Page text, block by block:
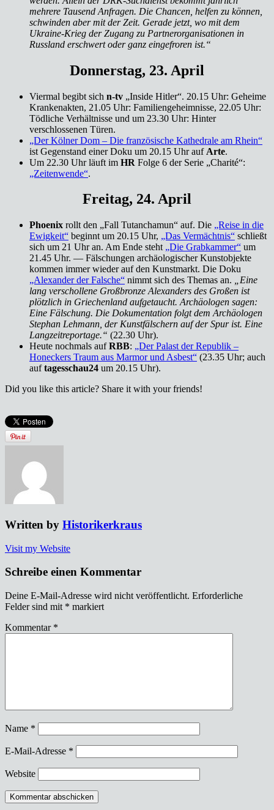
mehrere Tausend Anfragen. Die Chancen, helfen zu können,
schwinden aber mit der Zeit. Gerade jetzt, wo mit dem
Ukraine-Krieg der Zugang zu Partnerorganisationen in
Russland erschwert oder ganz eingefroren ist.“
Donnerstag, 23. April
Viermal begibt sich n-tv „Inside Hitler“. 20.15 Uhr: Geheime
Krankenakten, 21.05 Uhr: Familiengeheimnisse, 22.05 Uhr:
Tödliche Verhältnisse und um 23.30 Uhr: Hinter
verschlossenen Türen.
„Der Kölner Dom – Die französische Kathedrale am Rhein“
ist Gegenstand einer Doku um 20.15 Uhr auf Arte.
Um 22.30 Uhr läuft im HR Folge 6 der Serie „Charité“:
„Zeitenwende“.
Freitag, 24. April
Phoenix rollt den „Fall Tutanchamun“ auf. Die „Reise in die
Ewigkeit“ beginnt um 20.15 Uhr, „Das Vermächtnis“ schließt
sich um 21 Uhr an. Am Ende steht „Die Grabkammer“ um
21.45 Uhr. — Fälschungen archäologischer Kunstobjekte
kommen immer wieder auf den Kunstmarkt. Die Doku
„Alexander der Falsche“ nimmt sich des Themas an.
„Eine
lang verschollene Großbronze Alexanders des Großen ist
plötzlich in Griechenland aufgetaucht. Archäologen sagen:
Eine Fälschung. Die Dokumentation folgt dem Archäologen
Stephan Lehmann, der Kunstfälschern auf der Spur ist. Eine
Langzeitreportage.“ (22.30 Uhr).
Heute nochmals aufRBB: „Der Palast der Republik –
Honeckers Traum aus Marmor und Asbest“ (23.35 Uhr; auch
auftagesschau24 um 20.15 Uhr).
Did you like this article? Share it with your friends!
Written by Historikerkraus
Visit my Website
Schreibe einen Kommentar
Deine E-Mail-Adresse wird nicht veröffentlicht. Erforderliche
Felder sind mit * markiert
Kommentar *
Name *
E-Mail-Adresse *
Website